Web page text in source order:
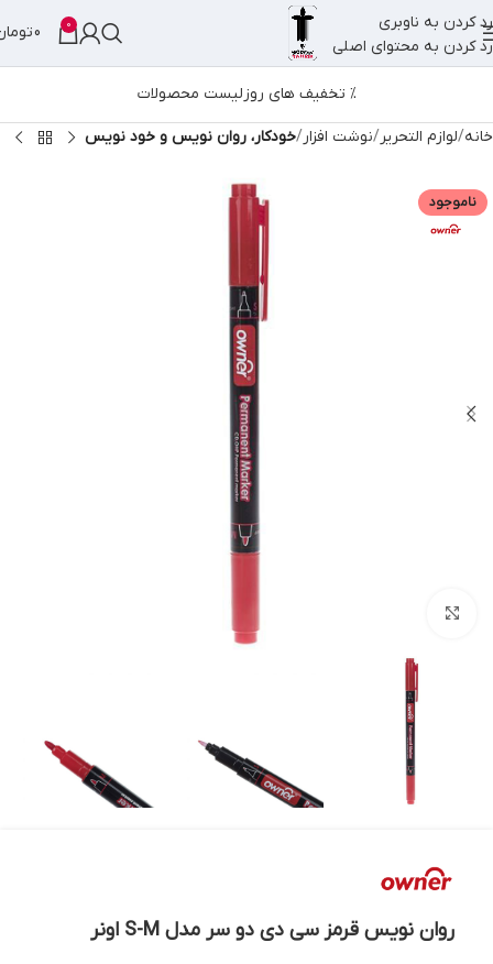
رد کردن به ناوبری
رد کردن به محتوای اصلی
0
0
% تخفیف های روزلیست محصولات
خانه لوازم التحریر نوشت افزار خودکار، روان نویس و خود نویس
ناموجود
روان نویس قرمز سی دی دو سر مدل S-M اونر